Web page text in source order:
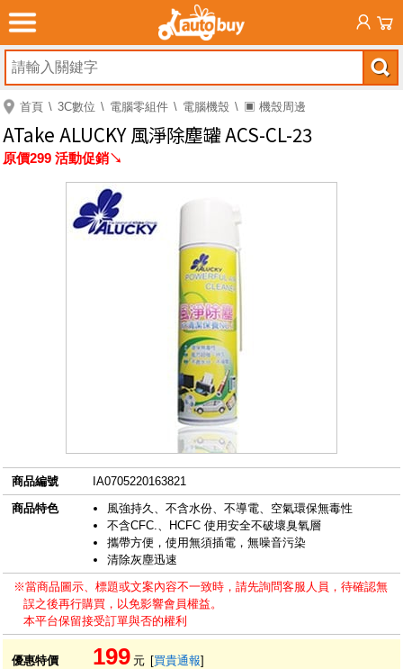
首頁 3C數位 電腦零組件 電腦機殼 ▣ 機殼周邊
ATake ALUCKY 風淨除塵罐 ACS-CL-23
原價299 活動促銷↘
商品編號
IA0705220163821
商品特色
風強持久、不含水份、不導電、空氣環保無毒性
不含CFC.、HCFC 使用安全不破壞臭氧層
攜帶方便，使用無須插電，無噪音污染
清除灰塵迅速
※當商品圖示、標題或文案內容不一致時，請先詢問客服人員，待確認無
誤之後再行購買，以免影響會員權益。
本平台保留接受訂單與否的權利
優惠特價 199 元 [買貴通報]